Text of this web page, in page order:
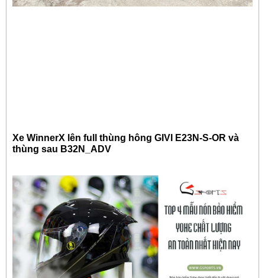
Xe WinnerX lên full thùng hông GIVI E23N-S-OR và
thùng sau B32N_ADV